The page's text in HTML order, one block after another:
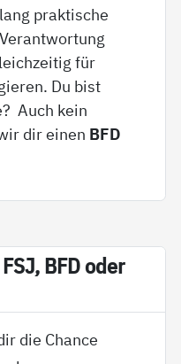
praktische
für
Du bist
Auch kein
dir einen BFD
BFD oder
die Chance